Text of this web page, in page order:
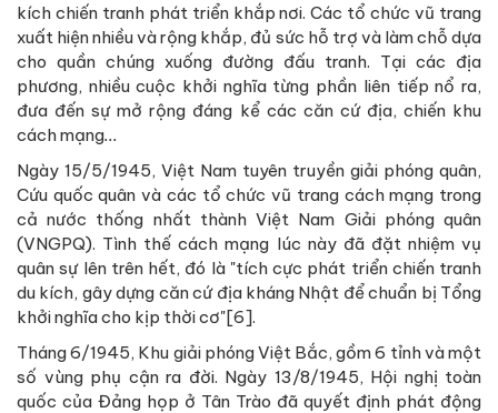
kích chiến tranh phát triển khắp nơi. Các tổ chức vũ trang
xuất hiện nhiều và rộng khắp, đủ sức hỗ trợ và làm chỗ dựa
cho quần chúng xuống đường đấu tranh. Tại các địa
phương, nhiều cuộc khởi nghĩa từng phần liên tiếp nổ ra,
đưa đến sự mở rộng đáng kể các căn cứ địa, chiến khu
cách mạng...
Ngày 15/5/1945, Việt Nam tuyên truyền giải phóng quân,
Cứu quốc quân và các tổ chức vũ trang cách mạng trong
cả nước thống nhất thành Việt Nam Giải phóng quân
(VNGPQ). Tình thế cách mạng lúc này đã đặt nhiệm vụ
quân sự lên trên hết, đó là "tích cực phát triển chiến tranh
du kích, gây dựng căn cứ địa kháng Nhật để chuẩn bị Tổng
khởi nghĩa cho kịp thời cơ"[6].
Tháng 6/1945, Khu giải phóng Việt Bắc, gồm 6 tỉnh và một
số vùng phụ cận ra đời. Ngày 13/8/1945, Hội nghị toàn
quốc của Đảng họp ở Tân Trào đã quyết định phát động